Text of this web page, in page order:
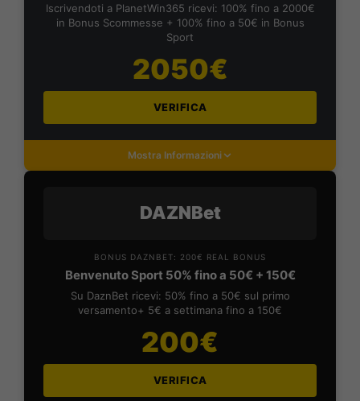
Iscrivendoti a PlanetWin365 ricevi: 100% fino a 2000€
in Bonus Scommesse + 100% fino a 50€ in Bonus
Sport
2050€
VERIFICA
Mostra Informazioni
DAZNBet
BONUS DAZNBET: 200€ REAL BONUS
Benvenuto Sport 50% fino a 50€ + 150€
Su DaznBet ricevi: 50% fino a 50€ sul primo
versamento+ 5€ a settimana fino a 150€
200€
VERIFICA